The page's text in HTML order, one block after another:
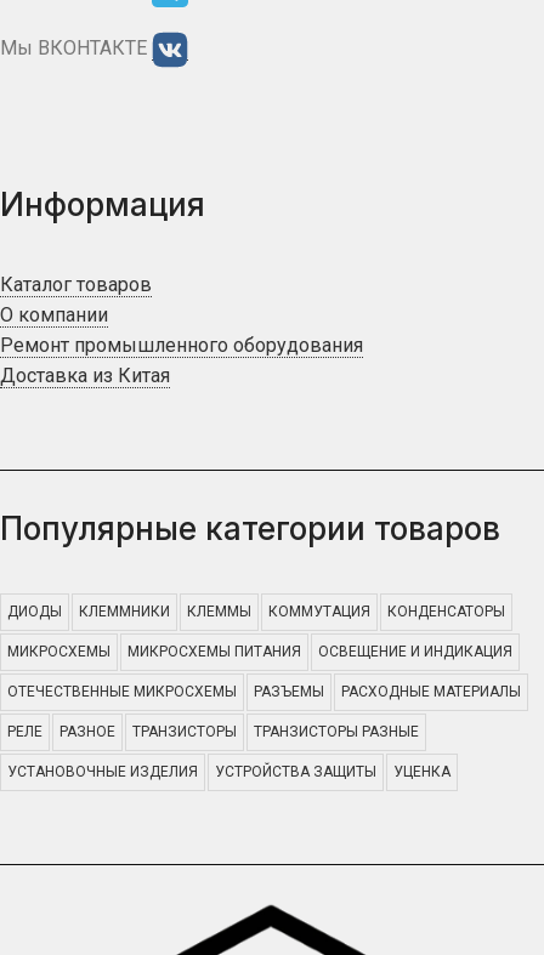
Мы ВКОНТАКТЕ
Информация
Каталог товаров
О компании
Ремонт промышленного оборудования
Доставка из Китая
Популярные категории товаров
ДИОДЫ КЛЕММНИКИ КЛЕММЫ КОММУТАЦИЯ КОНДЕНСАТОРЫ
МИКРОСХЕМЫ МИКРОСХЕМЫ ПИТАНИЯ ОСВЕЩЕНИЕ И ИНДИКАЦИЯ
ОТЕЧЕСТВЕННЫЕ МИКРОСХЕМЫ РАЗЪЕМЫ РАСХОДНЫЕ МАТЕРИАЛЫ
РЕЛЕ РАЗНОЕ ТРАНЗИСТОРЫ ТРАНЗИСТОРЫ РАЗНЫЕ
УСТАНОВОЧНЫЕ ИЗДЕЛИЯ УСТРОЙСТВА ЗАЩИТЫ УЦЕНКА